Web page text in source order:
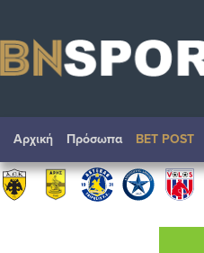
Αρχική Πρόσωπα BET POST